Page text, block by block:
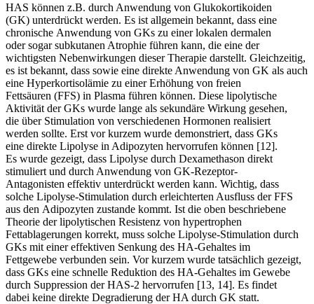
HAS können z.B. durch Anwendung von Glukokortikoiden
(GK) unterdrückt werden. Es ist allgemein bekannt, dass eine
chronische Anwendung von GKs zu einer lokalen dermalen
oder sogar subkutanen Atrophie führen kann, die eine der
wichtigsten Nebenwirkungen dieser Therapie darstellt. Gleichzeitig,
es ist bekannt, dass sowie eine direkte Anwendung von GK als auch
eine Hyperkortisolämie zu einer Erhöhung von freien
Fettsäuren (FFS) in Plasma führen können. Diese lipolytische
Aktivität der GKs wurde lange als sekundäre Wirkung gesehen,
die über Stimulation von verschiedenen Hormonen realisiert
werden sollte. Erst vor kurzem wurde demonstriert, dass GKs
eine direkte Lipolyse in Adipozyten hervorrufen können [12].
Es wurde gezeigt, dass Lipolyse durch Dexamethason direkt
stimuliert und durch Anwendung von GK-Rezeptor-
Antagonisten effektiv unterdrückt werden kann. Wichtig, dass
solche Lipolyse-Stimulation durch erleichterten Ausfluss der FFS
aus den Adipozyten zustande kommt. Ist die oben beschriebene
Theorie der lipolytischen Resistenz von hypertrophen
Fettablagerungen korrekt, muss solche Lipolyse-Stimulation durch
GKs mit einer effektiven Senkung des HA-Gehaltes im
Fettgewebe verbunden sein. Vor kurzem wurde tatsächlich gezeigt,
dass GKs eine schnelle Reduktion des HA-Gehaltes im Gewebe
durch Suppression der HAS-2 hervorrufen [13, 14]. Es findet
dabei keine direkte Degradierung der HA durch GK statt.